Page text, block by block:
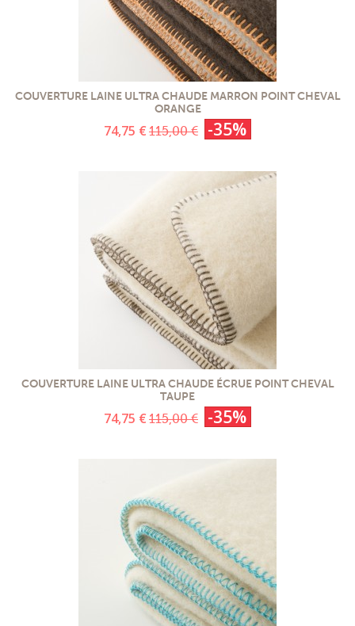
COUVERTURE LAINE ULTRA CHAUDE MARRON POINT CHEVAL
ORANGE
74,75 € 115,00 € -35%
COUVERTURE LAINE ULTRA CHAUDE ÉCRUE POINT CHEVAL
TAUPE
74,75 € 115,00 € -35%